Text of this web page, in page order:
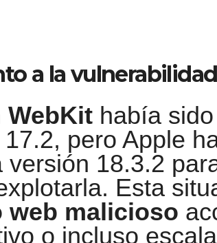
a la
WebKit había
pero Apple
18.3.2
Esta
web malicioso
o incluso